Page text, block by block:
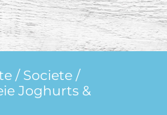
/ Societe /
Joghurts &